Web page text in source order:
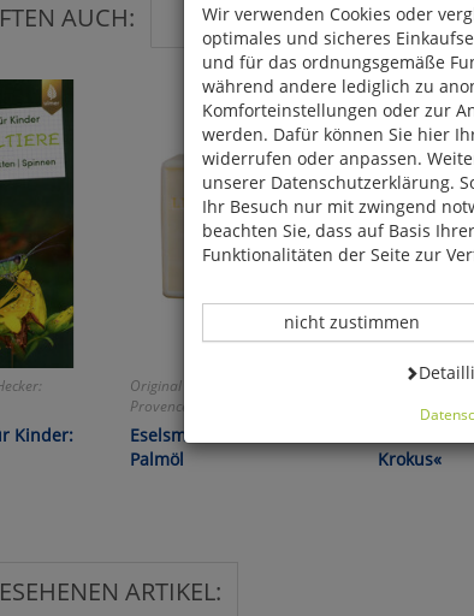
AUCH:
Kinder:
Original aus dem Herzen der
Provence!
Eselsmilch-Seife ohne
Palmöl
Aus
Krokus«
ARTIKEL:
Wir verwenden Cookies oder
optimales und sicheres
und für das ordnungsgemäße
während andere lediglich zu
Komforteinstellungen oder zur
werden. Dafür können Sie hier
widerrufen oder anpassen.
unserer Datenschutzerklärung.
Ihr Besuch nur mit zwingend
beachten Sie, dass auf Basis
Funktionalitäten der Seite zur
Datenverarbeitung -
nicht zustimmen
Cookies ablehnen, wird Ihr
fortgeführt. Bitte beachten Sie,